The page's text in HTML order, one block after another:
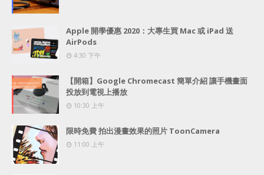
Apple 開學優惠 2020：大專生買 Mac 或 iPad 送
AirPods
4:30 下午
【開箱】Google Chromecast 簡單介紹 讓手機畫面
投放到電視上播放
10:30 上午
限時免費 拍出漫畫效果的照片 ToonCamera
11:00 上午